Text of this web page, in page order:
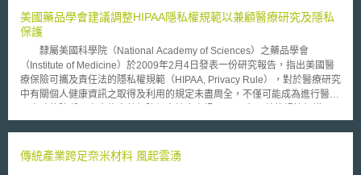
人員為新興技術之布署做好準備，並持續致力於識別、招募、發展並留住最
佳數位人才。其擴展DoD網路人力框架（DoD Cyber Workforce
Framework, DCWF），著重於更廣義的數位人力，包括資料、人工智慧、
軟體工程的工作角色。
所發出的通知函，僅是維護一個商標的必要動作。 Torvalds 最近也被
人指控偽善，某些開放原始碼社群宣稱他對軟體專利的批評，與他行使專利
權的作為互相矛盾， Torvalds 本身並未就此回應。惟反歐盟軟體專利規定
的活動領袖，最近還被譽為智慧財產領域最重要人物的 Florian Mueller 表
示，商標及著作權與軟體專利不同，軟體專利是有利於反競爭陣營和無產品
的敲詐者的有力工具，但著作權和商標大致上獎勵那些創造和銷售真正產品
的人，不加區隔地反對智慧財產權，是違法且無意義的；其並警告「反智慧
的觀點，認為限制智慧財產權等於是共產主義，因此開放原始碼社群有必要
美國藥品學會建議調整HIPAA隱私權規範以兼顧醫療研究及隱私
保護
隸屬美國科學院（National Academy of Sciences）之藥品學會
（Institute of Medicine）於2009年2月4日發表一份研究報告，指出美國醫
療保險可攜及責任法的隱私權規範（HIPAA, Privacy Rule），對於醫療研究
中有關個人健康資訊之取得及利用的規定未盡周全，不僅可能成為進行醫療
下，是否允許資訊主體概括授權其資料供後續研究利用，並不明確；另外，
斷其妥適性的情況下，亦未有足夠明確的標準可資審查委員會判斷依循，此
傳統產業跨足奈米材料 風起雲湧